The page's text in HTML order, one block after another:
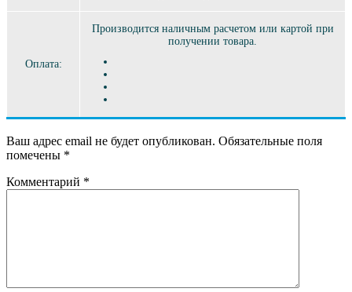
Оплата:
Производится наличным расчетом или картой при
получении товара.
Ваш адрес email не будет опубликован. Обязательные поля
помечены *
Комментарий *